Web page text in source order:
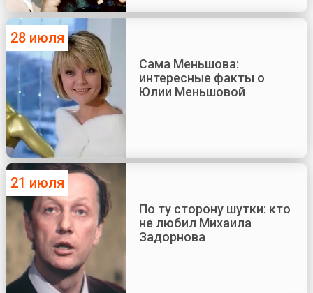
28 июля
Сама Меньшова:
интересные факты о
Юлии Меньшовой
21 июля
По ту сторону шутки: кто
не любил Михаила
Задорнова